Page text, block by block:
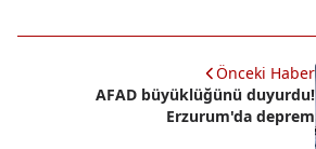
Önceki Haber
AFAD büyüklüğünü duyurdu!
Erzurum'da deprem